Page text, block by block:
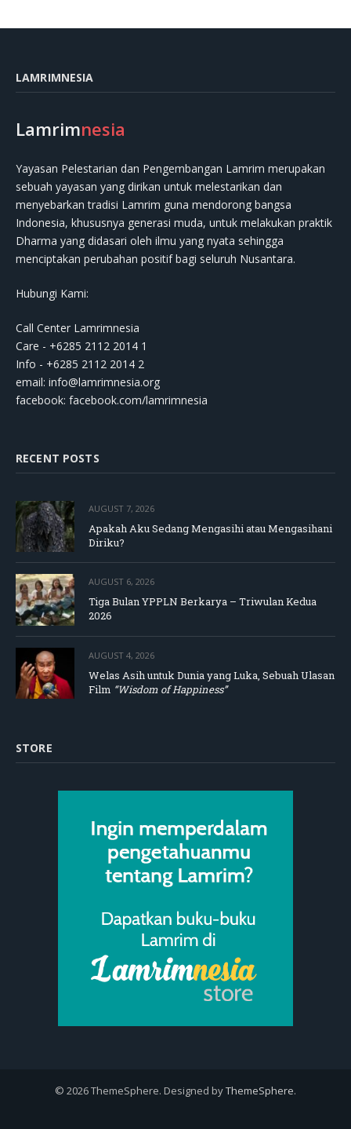
LAMRIMNESIA
Lamrimnesia
Yayasan Pelestarian dan Pengembangan Lamrim merupakan
sebuah yayasan yang dirikan untuk melestarikan dan
menyebarkan tradisi Lamrim guna mendorong bangsa
Indonesia, khususnya generasi muda, untuk melakukan praktik
Dharma yang didasari oleh ilmu yang nyata sehingga
menciptakan perubahan positif bagi seluruh Nusantara.
Hubungi Kami:
Call Center Lamrimnesia
Care - +6285 2112 2014 1
Info - +6285 2112 2014 2
email: info@lamrimnesia.org
facebook: facebook.com/lamrimnesia
RECENT POSTS
AUGUST 7, 2026
Apakah Aku Sedang Mengasihi atau Mengasihani
Diriku?
AUGUST 6, 2026
Tiga Bulan YPPLN Berkarya – Triwulan Kedua
2026
AUGUST 4, 2026
Welas Asih untuk Dunia yang Luka, Sebuah Ulasan
Film “Wisdom of Happiness”
STORE
© 2026 ThemeSphere. Designed byThemeSphere.